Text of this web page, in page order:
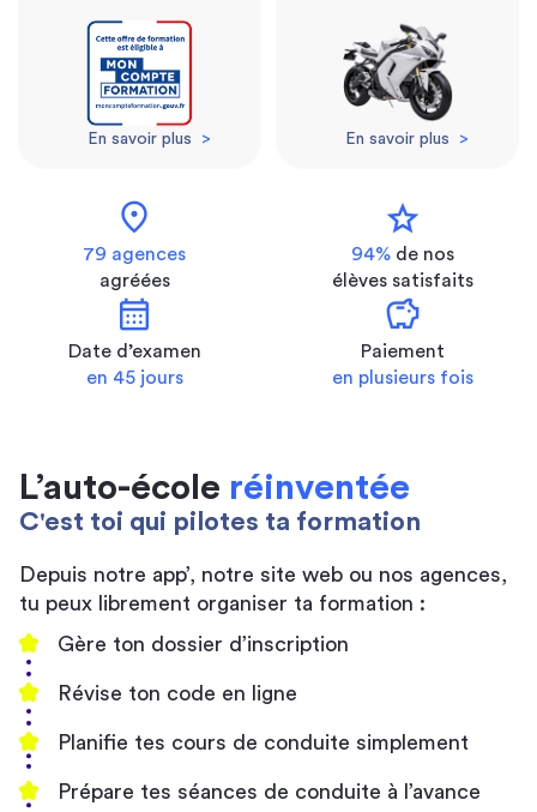
En savoir plus > En savoir plus >
location_on
79 agences
agréées
star
94% de nos
élèves satisfaits
calendar_month
Date d’examen
en 45 jours
savings
Paiement
en plusieurs fois
L’auto-école réinventée
C'est toi qui pilotes ta formation
Depuis notre app’, notre site web ou nos agences,
tu peux librement organiser ta formation :
Gère ton dossier d’inscription
Révise ton code en ligne
Planifie tes cours de conduite simplement
Prépare tes séances de conduite à l’avance